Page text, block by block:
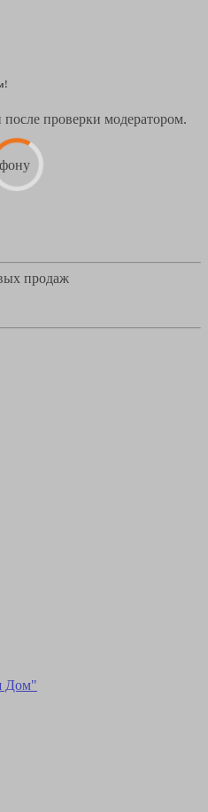
проверки модератором.
продаж
Дом"